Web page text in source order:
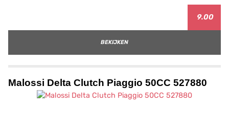
9.00
BEKIJKEN
Malossi Delta Clutch Piaggio 50CC 527880